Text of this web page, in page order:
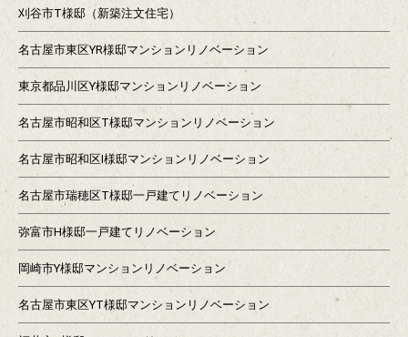
刈谷市T様邸（新築注文住宅）
名古屋市東区YR様邸マンションリノベーション
東京都品川区Y様邸マンションリノベーション
名古屋市昭和区T様邸マンションリノベーション
名古屋市昭和区I様邸マンションリノベーション
名古屋市瑞穂区T様邸一戸建てリノベーション
弥富市H様邸一戸建てリノベーション
岡崎市Y様邸マンションリノベーション
名古屋市東区YT様邸マンションリノベーション